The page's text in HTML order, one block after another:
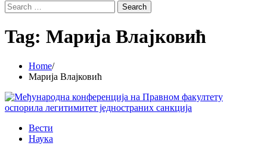
Search
for:
Tag: Марија Влајковић
Home
Марија Влајковић
Вести
Наука